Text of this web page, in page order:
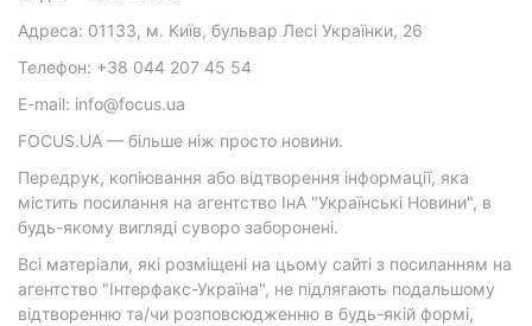
Адреса: 01133, м. Київ, бульвар Лесі Українки, 26
Телефон: +38 044 207 45 54
E-mail: info@focus.ua
FOCUS.UA — більше ніж просто новини.
Передрук, копіювання або відтворення інформації, яка
містить посилання на агентство ІнА "Українські Новини", в
будь-якому вигляді суворо заборонені.
Всі матеріали, які розміщені на цьому сайті з посиланням на
агентство "Інтерфакс-Україна", не підлягають подальшому
відтворенню та/чи розповсюдженню в будь-якій формі,